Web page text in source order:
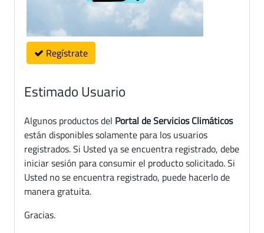
Regístrate
Estimado Usuario
Algunos productos del Portal de Servicios Climáticos
están disponibles solamente para los usuarios
registrados. Si Usted ya se encuentra registrado, debe
iniciar sesión para consumir el producto solicitado. Si
Usted no se encuentra registrado, puede hacerlo de
manera gratuita.
Gracias.